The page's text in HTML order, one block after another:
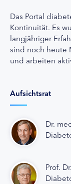
Das Portal
Kontinuität. Es
langjähriger
sind noch heute
und arbeiten
Aufsichtsrat
Dr.
Prof.